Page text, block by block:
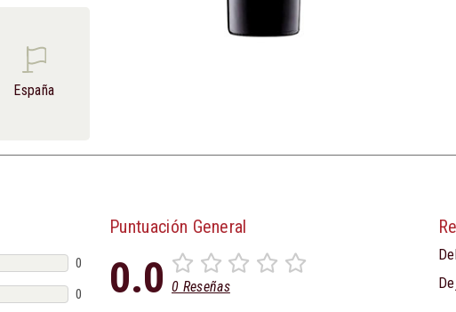
España
0
0
Puntuación General
0.0 0 Reseñas